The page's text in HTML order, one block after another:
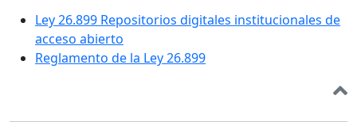
Ley 26.899 Repositorios digitales institucionales de
acceso abierto
Reglamento de la Ley 26.899